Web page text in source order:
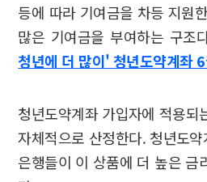
등에 따라 기여금을 차등 지원
많은 기여금을 부여하는 구조
청년에 더 많이' 청년도약계좌
청년도약계좌 가입자에 적용되
자체적으로 산정한다. 청년도
은행들이 이 상품에 더 높은 금